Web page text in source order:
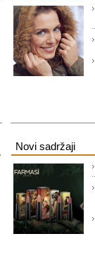
Novi sadržaji